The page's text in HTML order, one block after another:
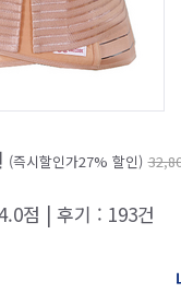
(즉시할인가27% 할인)
점 | 후기 : 193건